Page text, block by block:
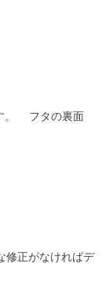
。 フタの裏面
修正がなければデ